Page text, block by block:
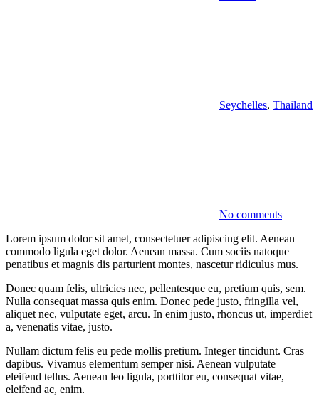
Seychelles, Thailand
No comments
Lorem ipsum dolor sit amet, consectetuer adipiscing elit. Aenean
commodo ligula eget dolor. Aenean massa. Cum sociis natoque
penatibus et magnis dis parturient montes, nascetur ridiculus mus.
Donec quam felis, ultricies nec, pellentesque eu, pretium quis, sem.
Nulla consequat massa quis enim. Donec pede justo, fringilla vel,
aliquet nec, vulputate eget, arcu. In enim justo, rhoncus ut, imperdiet
a, venenatis vitae, justo.
Nullam dictum felis eu pede mollis pretium. Integer tincidunt. Cras
dapibus. Vivamus elementum semper nisi. Aenean vulputate
eleifend tellus. Aenean leo ligula, porttitor eu, consequat vitae,
eleifend ac, enim.